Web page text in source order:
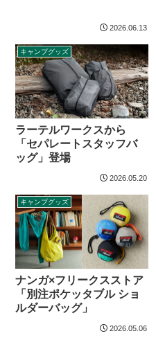
2026.06.13
キャンプグッズ
ラーテルワークスから
「セパレートスタッフバ
ッグ」登場
2026.05.20
キャンプグッズ
ナンガ×フリークスストア
「別注ポケッタブル ショ
ルダーバッグ」
2026.05.06